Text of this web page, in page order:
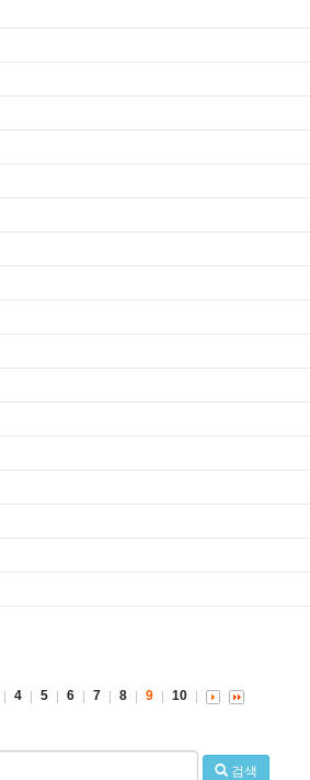
4 5 6 7 8 9 10
검색